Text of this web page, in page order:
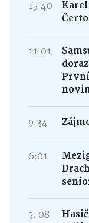
15:40
11:01
9:34
6:01
5. 08.